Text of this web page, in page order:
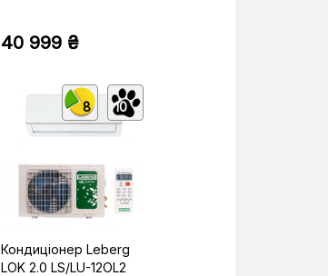
40 999 ₴
8 10
Кондиціонер Leberg
LOK 2.0 LS/LU-12OL2